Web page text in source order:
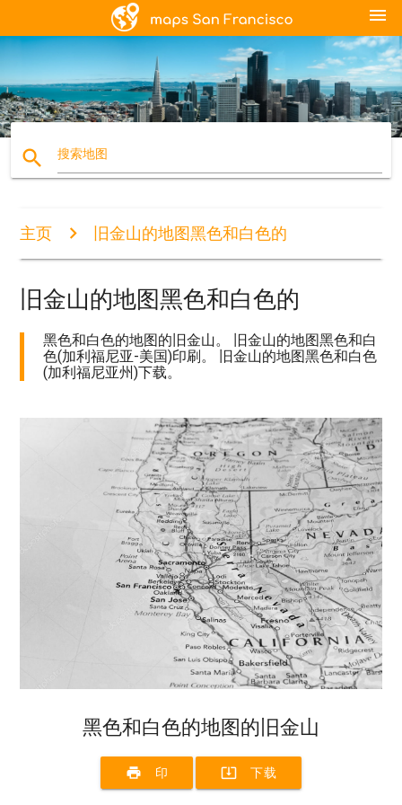
menu
search 搜索地图
主页 旧金山的地图黑色和白色的
旧金山的地图黑色和白色的
黑色和白色的地图的旧金山。 旧金山的地图黑色和白
色(加利福尼亚-美国)印刷。 旧金山的地图黑色和白色
(加利福尼亚州)下载。
黑色和白色的地图的旧金山
print 印 system_update_alt 下载